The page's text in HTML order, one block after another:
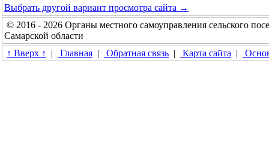
Выбрать другой вариант просмотра сайта →
© 2016 - 2026 Органы местного самоуправления сельского
Самарской области
↑ Вверх ↑
| Главная | Обратная связь | Карта сайта |